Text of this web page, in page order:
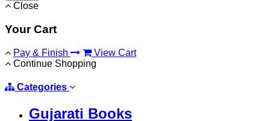
Close
Your Cart
Pay & Finish
View Cart
Continue Shopping
Categories
Gujarati Books